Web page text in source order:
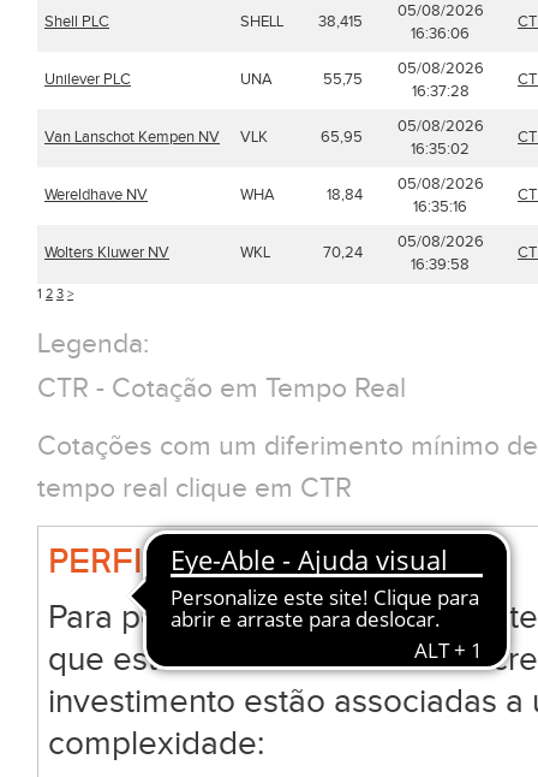
Shell PLC SHELL 38,415
05/08/2026
16:36:06
Unilever PLC UNA 55,75
05/08/2026
16:37:28
Van Lanschot Kempen NV VLK 65,95
05/08/2026
16:35:02
Wereldhave NV WHA 18,84
05/08/2026
16:35:16
Wolters Kluwer NV WKL 70,24
05/08/2026
16:39:58
1 2 3 >
Legenda:
CTR - Cotação em Tempo Real
Cotações com um diferimento mínimo
tempo real clique em CTR
PERFIL BIG
Para permitir que todos os
que estão a analisar ou a
investimento estão associadas
complexidade: